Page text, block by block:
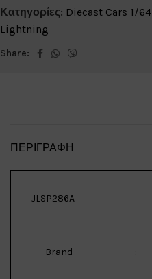
Κατηγορίες: Diecast Cars 1/64
Lightning
Share:
ΠΕΡΙΓΡΑΦΉ
JLSP286A
Brand :